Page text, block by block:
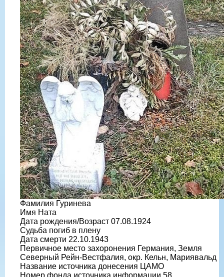
Фамилия Гуринева
Имя Ната
Дата рождения/Возраст 07.08.1924
Судьба погиб в плену
Дата смерти 22.10.1943
Первичное место захоронения Германия, Земля
Северный Рейн-Вестфалия, окр. Кельн, Мариявальд
Название источника донесения ЦАМО
Номер фонда источника информации 58